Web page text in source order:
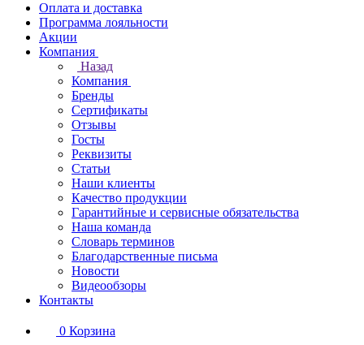
Оплата и доставка
Программа лояльности
Акции
Компания
Назад
Компания
Бренды
Сертификаты
Отзывы
Госты
Реквизиты
Статьи
Наши клиенты
Качество продукции
Гарантийные и сервисные обязательства
Наша команда
Словарь терминов
Благодарственные письма
Новости
Видеообзоры
Контакты
0 Корзина